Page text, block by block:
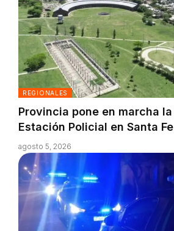
REGIONALES
Provincia pone en marcha
Estación Policial en Santa Fe
agosto 5, 2026